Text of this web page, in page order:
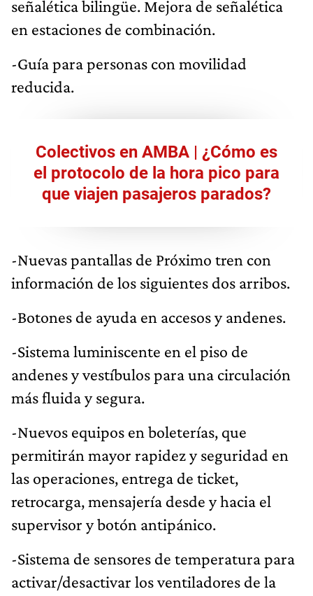
señalética bilingüe. Mejora de señalética
en estaciones de combinación.
-Guía para personas con movilidad
reducida.
Colectivos en AMBA | ¿Cómo es
el protocolo de la hora pico para
que viajen pasajeros parados?
-Nuevas pantallas de Próximo tren con
información de los siguientes dos arribos.
-Botones de ayuda en accesos y andenes.
-Sistema luminiscente en el piso de
andenes y vestíbulos para una circulación
más fluida y segura.
-Nuevos equipos en boleterías, que
permitirán mayor rapidez y seguridad en
las operaciones, entrega de ticket,
retrocarga, mensajería desde y hacia el
supervisor y botón antipánico.
-Sistema de sensores de temperatura para
activar/desactivar los ventiladores de la